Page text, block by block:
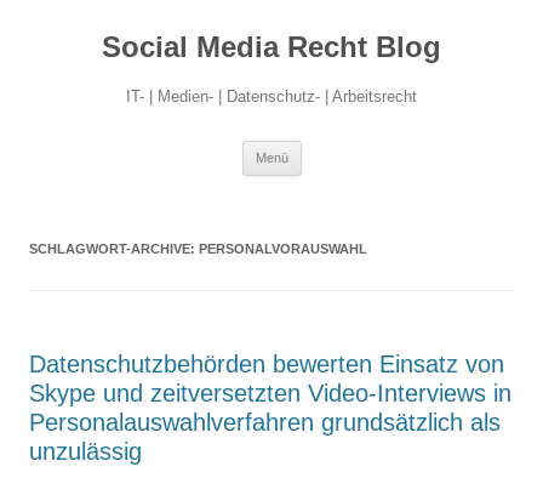
Social Media Recht Blog
IT- | Medien- | Datenschutz- | Arbeitsrecht
Menü
SCHLAGWORT-ARCHIVE: PERSONALVORAUSWAHL
Datenschutzbehörden bewerten Einsatz von
Skype und zeitversetzten Video-Interviews in
Personalauswahlverfahren grundsätzlich als
unzulässig